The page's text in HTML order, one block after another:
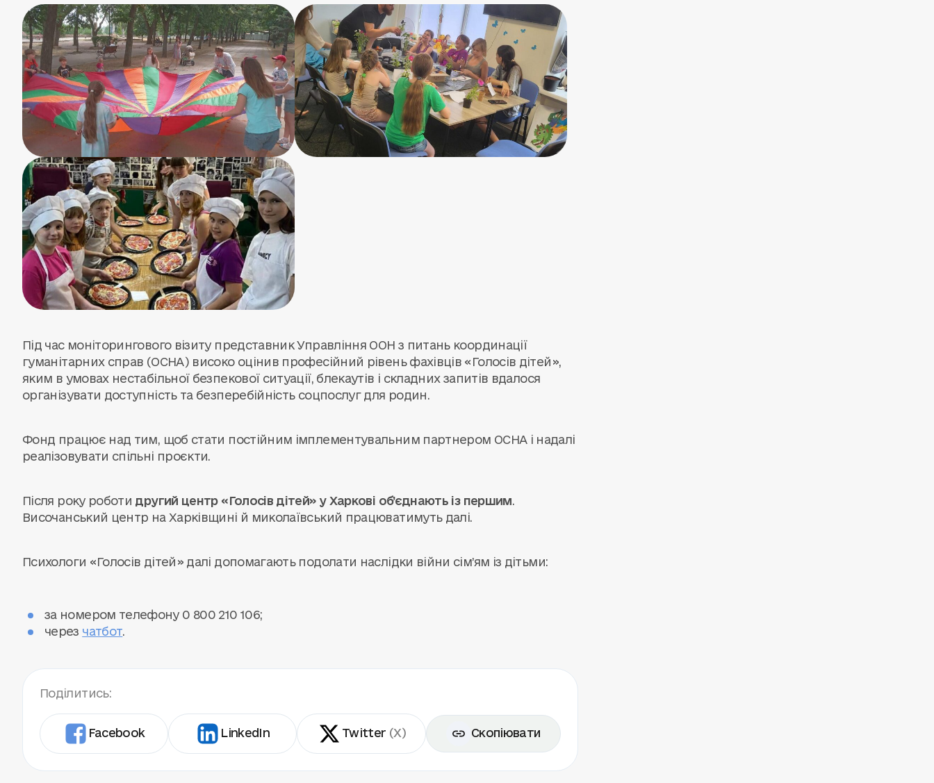
Під час моніторингового візиту представник Управління ООН з питань координації
гуманітарних справ (ОСНА) високо оцінив професійний рівень фахівців «Голосів дітей»,
яким в умовах нестабільної безпекової ситуації, блекаутів і складних запитів вдалося
організувати доступність та безперебійність соцпослуг для родин.
Фонд працює над тим, щоб стати постійним імплементувальним партнером OCHA і надалі
реалізовувати спільні проєкти.
Після року роботи другий центр «Голосів дітей» у Харкові об’єднають із першим.
Височанський центр на Харківщині й миколаївський працюватимуть далі.
Психологи «Голосів дітей» далі допомагають подолати наслідки війни сім’ям із дітьми:
за номером телефону 0 800 210 106;
через чатбот.
Поділитись:
Facebook LinkedIn Twitter (X) Скопіювати